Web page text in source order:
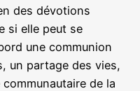
des dévotions
si elle peut se
une communion
un partage des vies,
de la